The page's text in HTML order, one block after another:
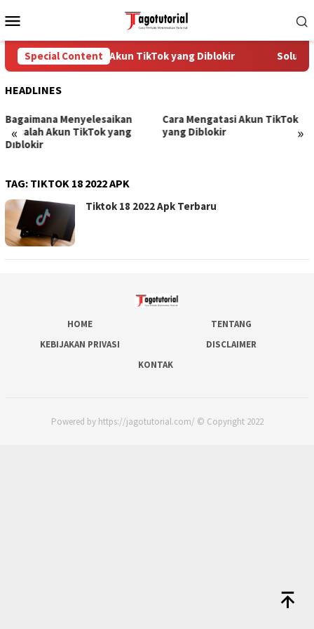
to
Menu
Special Content
Cara Mengatasi Akun TikTok yang Diblokir Solusi
HEADLINES
« »
Bagaimana Menyelesaikan
Masalah Akun TikTok yang
Diblokir
Cara Mengatasi Akun TikTok
yang Diblokir
TAG: TIKTOK 18 2022 APK
Tiktok 18 2022 Apk Terbaru
HOME
TENTANG
KEBIJAKAN PRIVASI
DISCLAIMER
KONTAK
Powered by https://jagotutorial.com/ © Copyright 2022